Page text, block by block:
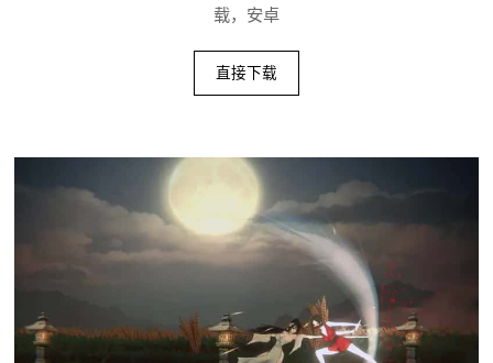
载，安卓
直接下载